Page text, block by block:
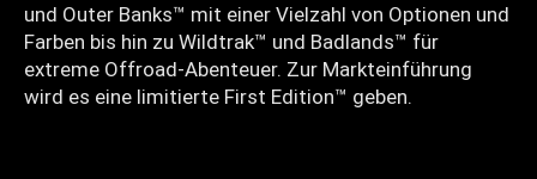
und Outer Banks™ mit einer Vielzahl von Optionen und
Farben bis hin zu Wildtrak™ und Badlands™ für
extreme Offroad-Abenteuer. Zur Markteinführung
wird es eine limitierte First Edition™ geben.